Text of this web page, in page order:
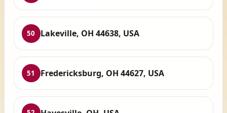
50 Lakeville, OH 44638, USA
51 Fredericksburg, OH 44627, USA